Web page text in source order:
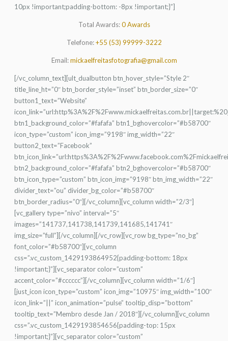
10px !important;padding-bottom: -8px !important;}”]
Total Awards:0 Awards
Telefone:+55 (53) 99999-3222
Email:mickaelfreitasfotografia@gmail.com
[/vc_column_text][ult_dualbutton btn_hover_style=”Style 2″
title_line_ht=”0″ btn_border_style=”inset” btn_border_size=”0″
button1_text=”Website”
btn1_background_color=”#fafafa” btn1_bghovercolor=”#b58700″
icon_type=”custom” icon_img=”9198″ img_width=”22″
button2_text=”Facebook”
btn2_background_color=”#fafafa” btn2_bghovercolor=”#b58700″
btn_icon_type=”custom” btn_icon_img=”9198″ btn_img_width=”22″
divider_text=”ou” divider_bg_color=”#b58700″
btn_border_radius=”0″][/vc_column][vc_column width=”2/3″]
[vc_gallery type=”nivo” interval=”5″
images=”141737,141738,141739,141685,141741″
img_size=”full”][/vc_column][/vc_row][vc_row bg_type=”no_bg”
font_color=”#b58700″][vc_column
css=”.vc_custom_1429193864952{padding-bottom: 18px
!important;}”][vc_separator color=”custom”
accent_color=”#cccccc”][/vc_column][vc_column width=”1/6″]
[just_icon icon_type=”custom” icon_img=”10975″ img_width=”100″
icon_link=”||” icon_animation=”pulse” tooltip_disp=”bottom”
tooltip_text=”Membro desde Jan / 2018″][/vc_column][vc_column
css=”.vc_custom_1429193854656{padding-top: 15px
!important;}”][vc_separator color=”custom”